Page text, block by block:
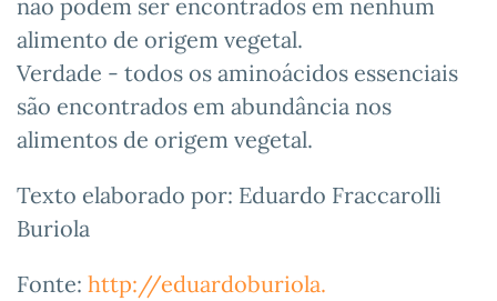
não podem ser encontrados em nenhum
alimento de origem vegetal.
Verdade - todos os aminoácidos essenciais
são encontrados em abundância nos
alimentos de origem vegetal.
Texto elaborado por: Eduardo Fraccarolli
Buriola
Fonte: http://eduardoburiola.